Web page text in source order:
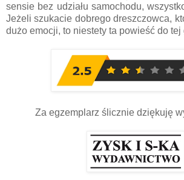
sensie bez udziału samochodu,
Jeżeli szukacie dobrego dreszczowca,
dużo emocji, to niestety ta powieść do tej
Za egzemplarz ślicznie dziękuję